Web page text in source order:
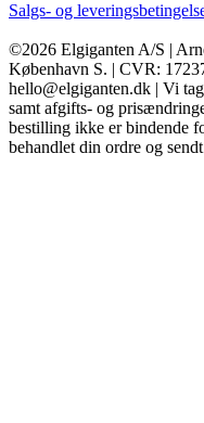
Salgs- og
©2026 Elgiganten A/S |
København S. | CVR:
hello@elgiganten.dk | Vi
samt afgifts- og
bestilling ikke er bindende
behandlet din ordre og